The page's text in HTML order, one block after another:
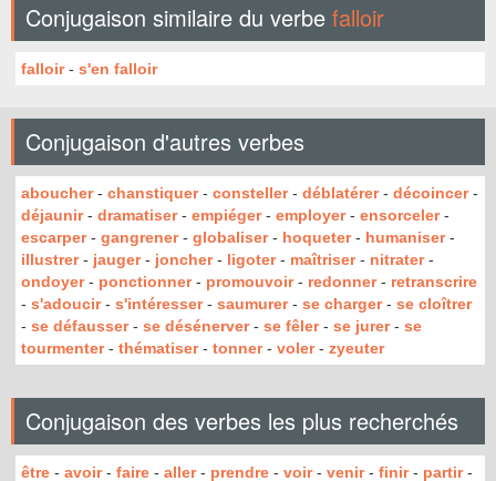
Conjugaison similaire du verbe falloir
falloir- s'en falloir
Conjugaison d'autres verbes
aboucher- chanstiquer- consteller- déblatérer- décoincer-
déjaunir- dramatiser- empiéger- employer- ensorceler-
escarper- gangrener- globaliser- hoqueter- humaniser-
illustrer- jauger- joncher- ligoter- maîtriser- nitrater-
ondoyer- ponctionner- promouvoir- redonner- retranscrire
- s'adoucir- s'intéresser- saumurer- se charger- se cloîtrer
- se défausser- se désénerver- se fêler- se jurer- se
tourmenter- thématiser- tonner- voler- zyeuter
Conjugaison des verbes les plus recherchés
être - avoir- faire - aller- prendre - voir- venir- finir- partir-